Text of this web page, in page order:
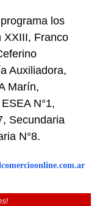
los
XXIII, Franco
Auxiliadora,
Marín,
N°1,
Secundaria
N°8.